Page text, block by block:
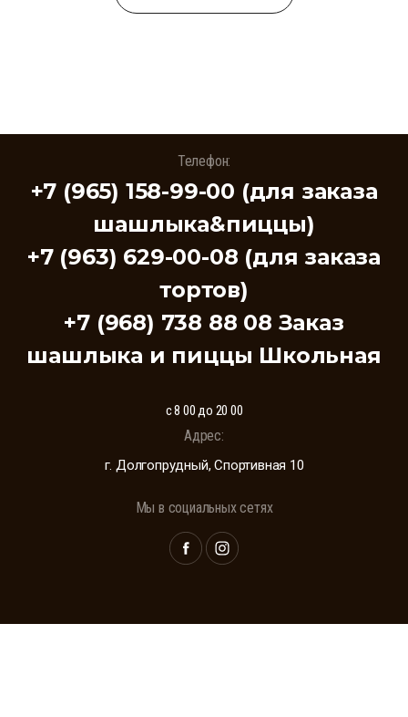
Телефон:
+7 (965) 158-99-00 (для заказа
шашлыка&пиццы)
+7 (963) 629-00-08 (для заказа
тортов)
+7 (968) 738 88 08 Заказ
шашлыка и пиццы Школьная
с 8 00 до 20 00
Адрес:
г. Долгопрудный, Спортивная 10
Мы в социальных сетях